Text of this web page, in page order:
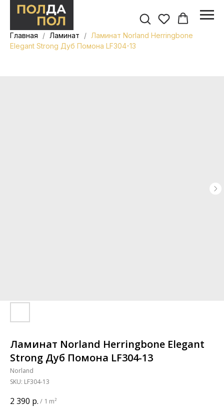
Главная Ламинат
Ламинат Norland Herringbone
Elegant Strong Дуб Помона LF304-13
Ламинат Norland Herringbone Elegant
Strong Дуб Помона LF304-13
Norland
SKU: LF304-13
2 390 р. / 1 m²